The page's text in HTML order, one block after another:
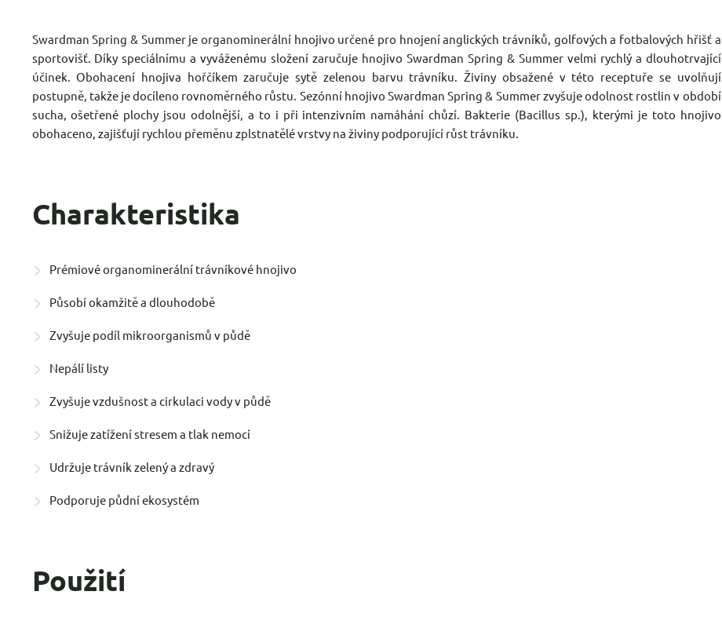
Swardman Spring & Summer je organominerální hnojivo určené pro hnojení anglických trávníků, golfových a fotbalových hřišť a
sportovišť. Díky speciálnímu a vyváženému složení zaručuje hnojivo Swardman Spring & Summer velmi rychlý a dlouhotrvající
účinek. Obohacení hnojiva hořčíkem zaručuje sytě zelenou barvu trávníku. Živiny obsažené v této receptuře se uvolňují
postupně, takže je docíleno rovnoměrného růstu. Sezónní hnojivo Swardman Spring & Summer zvyšuje odolnost rostlin v období
sucha, ošetřené plochy jsou odolnější, a to i při intenzivním namáhání chůzí. Bakterie (Bacillus sp.), kterými je toto hnojivo
obohaceno, zajišťují rychlou přeměnu zplstnatělé vrstvy na živiny podporující růst trávníku.
Charakteristika
Prémiové organominerální trávníkové hnojivo
Působí okamžitě a dlouhodobě
Zvyšuje podíl mikroorganismů v půdě
Nepálí listy
Zvyšuje vzdušnost a cirkulaci vody v půdě
Snižuje zatížení stresem a tlak nemocí
Udržuje trávník zelený a zdravý
Podporuje půdní ekosystém
Použití